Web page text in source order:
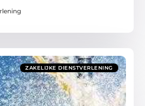
ZAKELIJKE DIENSTVERLENING